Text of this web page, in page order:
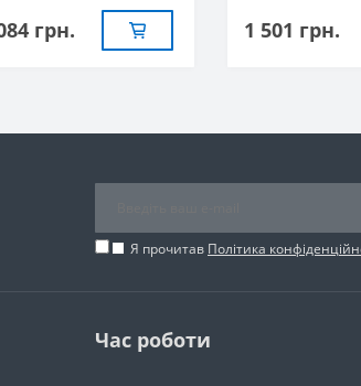
грн. 1 501 грн.
Я прочитав Політика
Час роботи